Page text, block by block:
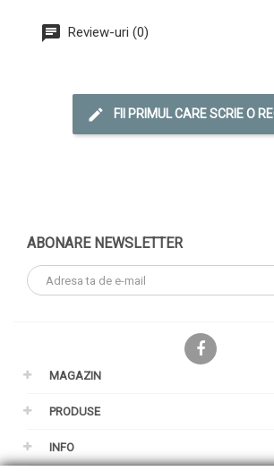
Review-uri (0)
FII PRIMUL CARE SCRIE O
ABONARE NEWSLETTER
MAGAZIN
PRODUSE
INFO